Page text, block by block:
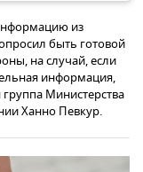
из
быть готовой
на случай, если
информация,
группа Министерства
Ханно Певкур.